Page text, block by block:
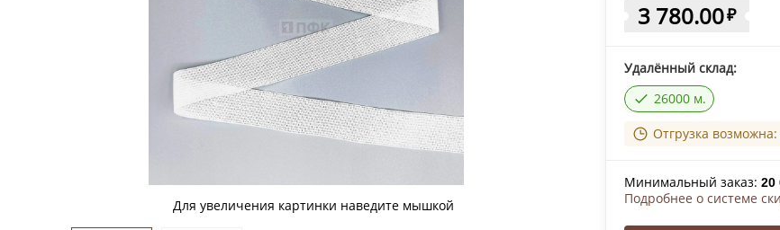
Для увеличения картинки наведите мышкой
3 780.00₽
Удалённый склад:
26000 м.
Отгрузка
Минимальный заказ: 20
Подробнее о системе